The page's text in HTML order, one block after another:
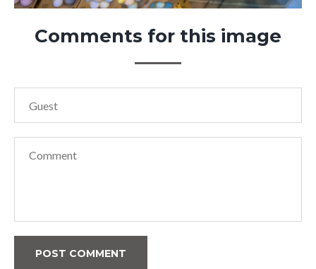
Comments for this image
POST COMMENT